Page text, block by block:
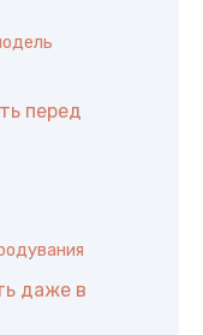
перед
даже в